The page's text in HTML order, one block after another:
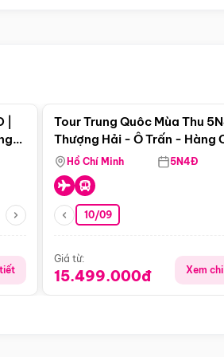
Tour Trung Quôc Mùa Thu
Thượng Hải - Ô Trấn - Hàng
(Tour Không Shopping)
Hồ Chí Minh 5N4Đ
10/09
Giá từ:
15.499.000đ Xem